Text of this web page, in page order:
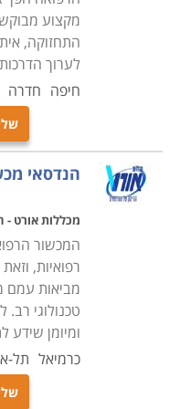
פעם הדרכות אישיות או
בנוגע לשימוש הנכון
הבדל נוסף ומהותי בין
כמובן זהות ומהות
כלל במעבדות פרטיות,
כשכיר בשירות לקוחות
עובד עבור ארגונים
גבוהות יותר הן בסקטור
העסקה עדיפים. חלק
בשיתוף ארגונים
הזדמנות להבטיח
בעמודים הבאים תוכלו
בכל המכללות ובתי
מקצוע
התחזוקה,
לערוך
חיפה חדרה
הנדסאי
מכללות אורט -
המכשור
רפואיות,
מביאות עמם
טכנולוגי
ומיומן שידע
כרמיאל תל-